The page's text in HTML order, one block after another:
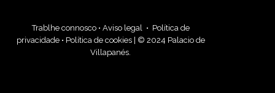
Trablhe connosco • Aviso legal • Política de
privacidade • Política de cookies| © 2024 Palacio de
Villapanés.